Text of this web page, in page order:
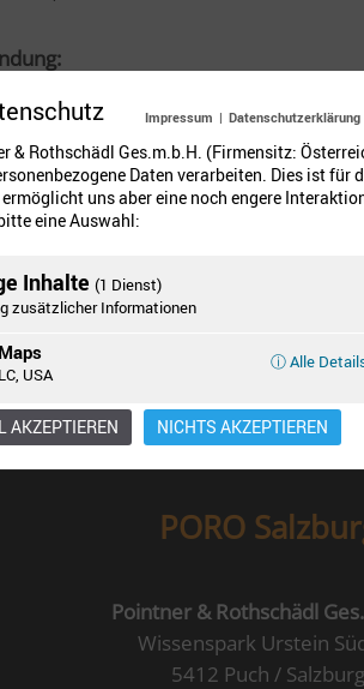
Tanninblocker
PORO
Pointner & Rothschädl
Wissenspark Urstein
5412 Puch / Salzburg
Impressum | Datenschutzerklärung
& Rothschädl Ges.m.b.H. (Firmensitz:
Daten verarbeiten. Dies ist für
uns aber eine noch engere
eine Auswahl:
Inhalte (1 Dienst)
zusätzlicher Informationen
USA
ⓘ Alle
AKZEPTIEREN NICHTS AKZEPTIEREN